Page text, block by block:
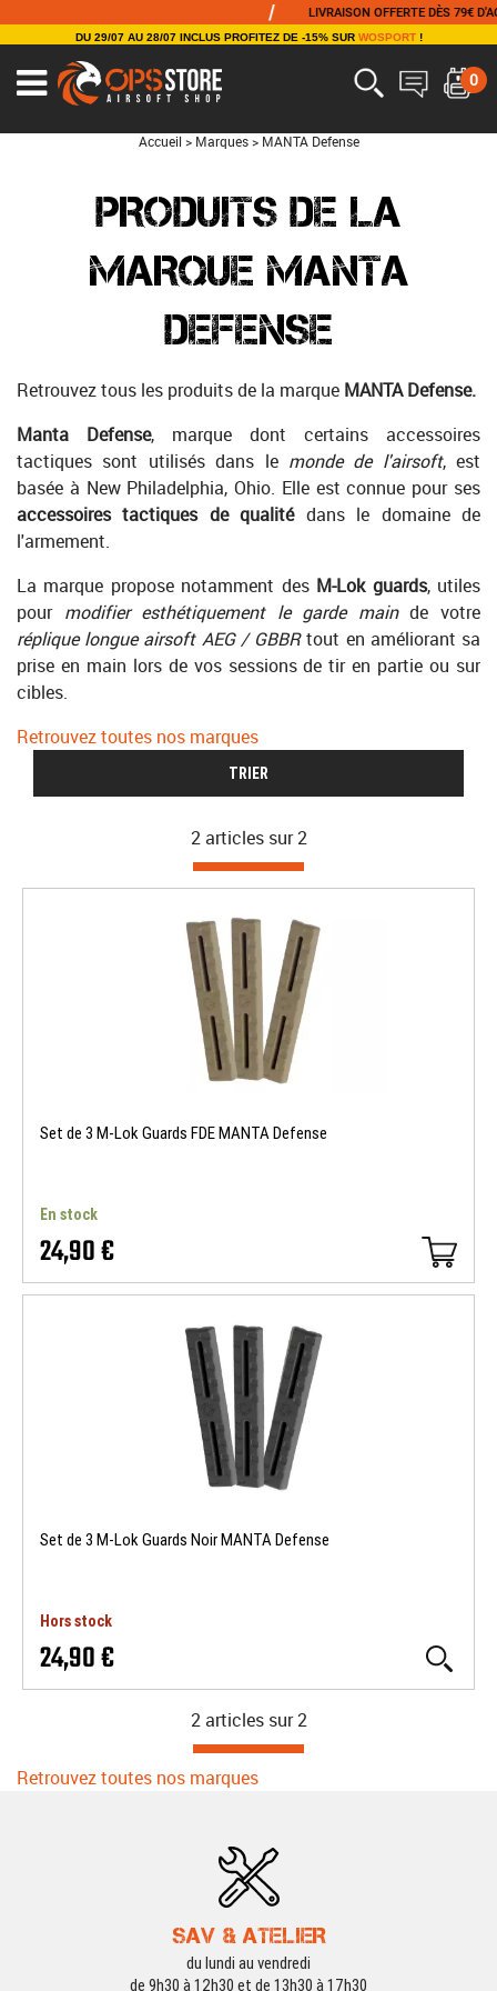
LIVRAISON OFFERTE DÈS 79€
DU 29/07 AU 28/07 INCLUS PROFITEZ DE -15% SUR WOSPORT!
0
Accueil > Marques > MANTA Defense
PRODUITS DE LA
MARQUE MANTA
DEFENSE
Retrouvez tous les produits de la marque MANTA Defense.
Manta Defense, marque dont certains accessoires
tactiques sont utilisés dans le monde de l'airsoft, est
basée à New Philadelphia, Ohio. Elle est connue pour ses
accessoires tactiques de qualitédans le domaine de
l'armement.
La marque propose notamment des M-Lok guards, utiles
pour modifier esthétiquement le garde mainde votre
réplique longue airsoft AEG / GBBRtout en améliorant sa
prise en main lors de vos sessions de tir en partie ou sur
cibles.
Retrouvez toutes nos marques
TRIER
2 articles sur 2
Set de 3 M-Lok Guards FDE MANTA Defense
En stock
24,90 €
Set de 3 M-Lok Guards Noir MANTA Defense
Hors stock
24,90 €
2 articles sur 2
Retrouvez toutes nos marques
SAV & ATELIER
du lundi au vendredi
de 9h30 à 12h30 et de 13h30 à 17h30